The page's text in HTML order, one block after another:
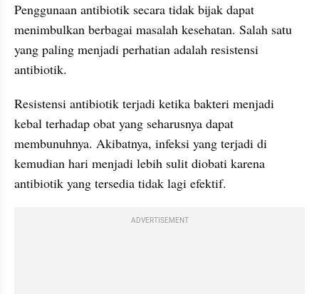
Penggunaan antibiotik secara tidak bijak dapat
menimbulkan berbagai masalah kesehatan. Salah satu
yang paling menjadi perhatian adalah resistensi
antibiotik.
Resistensi antibiotik terjadi ketika bakteri menjadi
kebal terhadap obat yang seharusnya dapat
membunuhnya. Akibatnya, infeksi yang terjadi di
kemudian hari menjadi lebih sulit diobati karena
antibiotik yang tersedia tidak lagi efektif.
ADVERTISEMENT